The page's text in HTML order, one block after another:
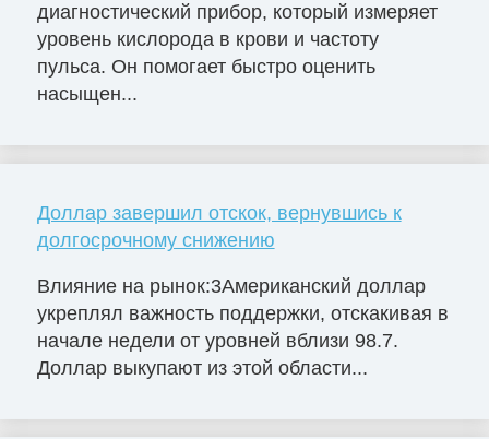
диагностический прибор, который измеряет
уровень кислорода в крови и частоту
пульса. Он помогает быстро оценить
насыщен...
Доллар завершил отскок, вернувшись к
долгосрочному снижению
Влияние на рынок:3Американский доллар
укреплял важность поддержки, отскакивая в
начале недели от уровней вблизи 98.7.
Доллар выкупают из этой области...